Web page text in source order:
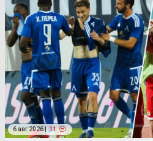
6 авг 2026 | 11